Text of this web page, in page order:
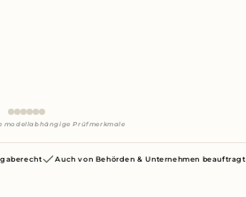
modellabhängige Prüfmerkmale
Auch von Behörden & Unternehmen beauftragt